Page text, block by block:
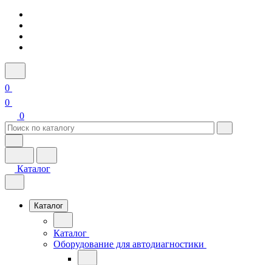
0
0
0
Каталог
Каталог
Каталог
Оборудование для автодиагностики